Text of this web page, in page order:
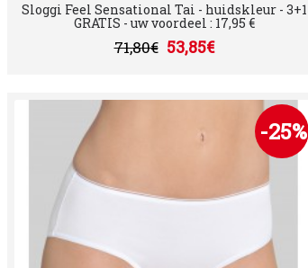
Sloggi Feel Sensational Tai - huidskleur - 3+1
GRATIS - uw voordeel : 17,95 €
71,80€ 53,85€
-25%